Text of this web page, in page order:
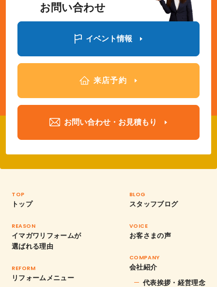
お問い合わせ
イベント情報
来店予約
お問い合わせ・お見積もり
TOP
トップ
REASON
イマガワリフォームが
選ばれる理由
REFORM
リフォームメニュー
BLOG
スタッフブログ
VOICE
お客さまの声
COMPANY
会社紹介
代表挨拶・経営理念